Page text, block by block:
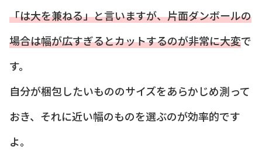
「は大を兼ねる」と言いますが、片面ダンボールの
場合は幅が広すぎるとカットするのが非常に大変で
す。
自分が梱包したいもののサイズをあらかじめ測って
おき、それに近い幅のものを選ぶのが効率的です
よ。